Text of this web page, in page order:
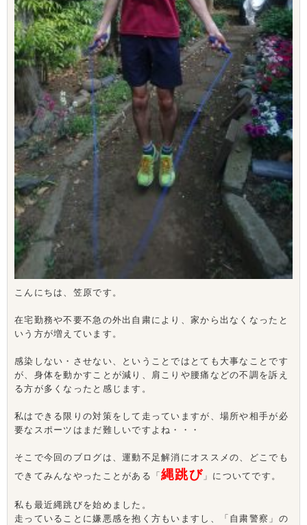
こんにちは、笠原です。
在宅勤務や不要不急の外出自粛により、家から出なくなったと
いう方が増えています。
感染しない・させない、ということではとても大事なことです
が、身体を動かすことが減り、肩こりや腰痛などの不調を訴え
る方が多くなったと感じます。
私はできる限りの対策をして走っていますが、場所や相手が必
要なスポーツはまだ難しいですよね・・・
そこで今回のブログは、運動不足解消にオススメの、どこでも
できてみんなやったことがある「縄跳び 」についてです。
私も最近縄跳びを始めました。
走っていることに嫌悪感を抱く方もいますし、「自粛警察」の